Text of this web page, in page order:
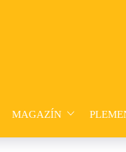
MAGAZÍN